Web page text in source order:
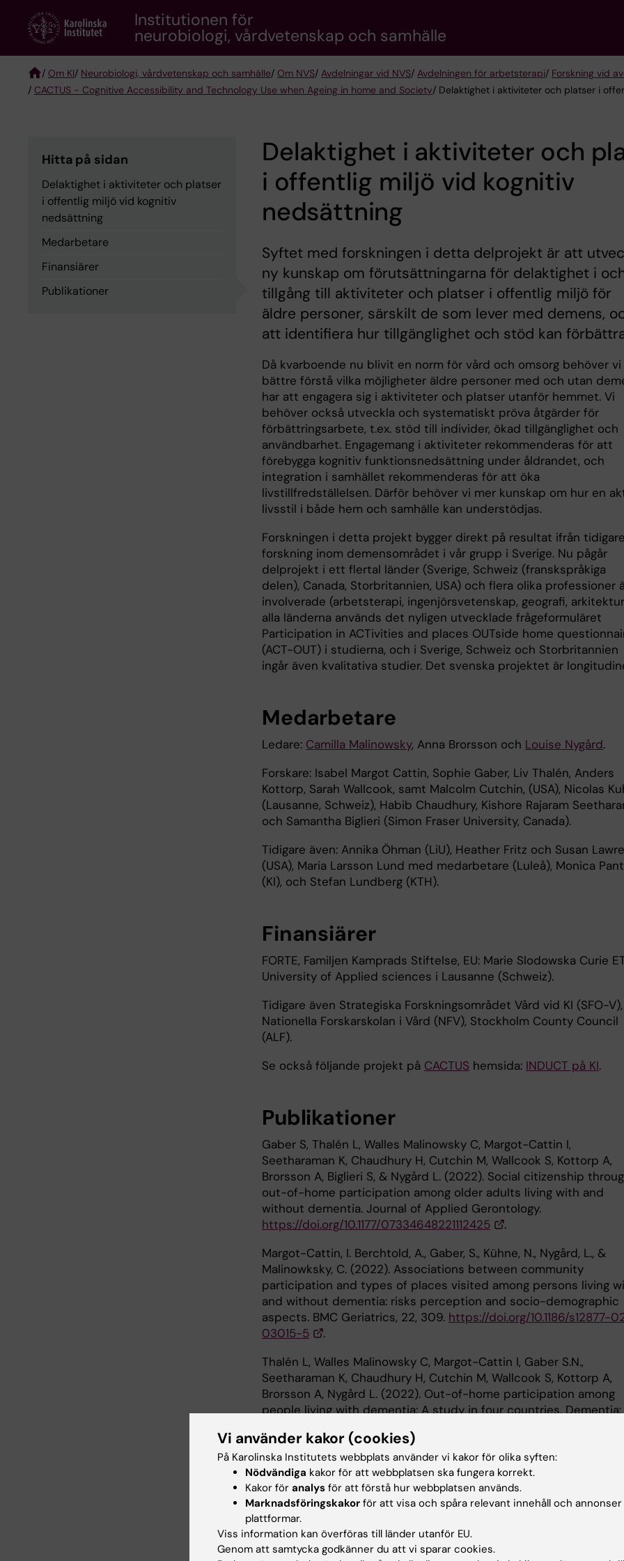
content
Institutionen för
neurobiologi, vårdvetenskap och samhälle
Breadcrumb
/ Om KI/ Neurobiologi, vårdvetenskap och samhälle/ Om NVS/ Avdelningar vid NVS/ Avdelningen för arbetsterapi/ Forskning vid
/ CACTUS - Cognitive Accessibility and Technology Use when Ageing in home and Society/ Delaktighet i aktiviteter och platser i
Hitta på sidan
Delaktighet i aktiviteter och platser
i offentlig miljö vid kognitiv
nedsättning
Medarbetare
Finansiärer
Publikationer
Delaktighet i aktiviteter och
i offentlig miljö vid kognitiv
nedsättning
Syftet med forskningen i detta delprojekt är att
ny kunskap om förutsättningarna för delaktighet i
tillgång till aktiviteter och platser i offentlig miljö för
äldre personer, särskilt de som lever med demens,
att identifiera hur tillgänglighet och stöd kan
Då kvarboende nu blivit en norm för vård och omsorg behöver vi
bättre förstå vilka möjligheter äldre personer med och utan
har att engagera sig i aktiviteter och platser utanför hemmet. Vi
behöver också utveckla och systematiskt pröva åtgärder för
förbättringsarbete, t.ex. stöd till individer, ökad tillgänglighet och
användbarhet. Engagemang i aktiviteter rekommenderas för att
förebygga kognitiv funktionsnedsättning under åldrandet, och
integration i samhället rekommenderas för att öka
livstillfredställelsen. Därför behöver vi mer kunskap om hur en
livsstil i både hem och samhälle kan understödjas.
Forskningen i detta projekt bygger direkt på resultat ifrån tidigare
forskning inom demensområdet i vår grupp i Sverige. Nu pågår
delprojekt i ett flertal länder (Sverige, Schweiz (franskspråkiga
delen), Canada, Storbritannien, USA) och flera olika professioner
involverade (arbetsterapi, ingenjörsvetenskap, geografi,
alla länderna används det nyligen utvecklade frågeformuläret
Participation in ACTivities and places OUTside home
(ACT-OUT) i studierna, och i Sverige, Schweiz och Storbritannien
ingår även kvalitativa studier. Det svenska projektet är
Medarbetare
Ledare: Camilla Malinowsky, Anna Brorsson och Louise Nygård.
Forskare: Isabel Margot Cattin, Sophie Gaber, Liv Thalén, Anders
Kottorp, Sarah Wallcook, samt Malcolm Cutchin, (USA), Nicolas
(Lausanne, Schweiz), Habib Chaudhury, Kishore Rajaram
och Samantha Biglieri (Simon Fraser University, Canada).
Tidigare även: Annika Öhman (LiU), Heather Fritz och Susan
(USA), Maria Larsson Lund med medarbetare (Luleå), Monica
(KI), och Stefan Lundberg (KTH).
Finansiärer
FORTE, Familjen Kamprads Stiftelse, EU: Marie Slodowska Curie
University of Applied sciences i Lausanne (Schweiz).
Tidigare även Strategiska Forskningsområdet Vård vid KI (SFO-V),
Nationella Forskarskolan i Vård (NFV), Stockholm County Council
(ALF).
Se också följande projekt på CACTUS hemsida: INDUCT på KI.
Publikationer
Gaber S, Thalén L, Walles Malinowsky C, Margot-Cattin I,
Seetharaman K, Chaudhury H, Cutchin M, Wallcook S, Kottorp A,
Brorsson A, Biglieri S, & Nygård L. (2022). Social citizenship
out-of-home participation among older adults living with and
without dementia. Journal of Applied Gerontology.
https://doi.org/10.1177/07334648221112425
.
Margot-Cattin, I. Berchtold, A., Gaber, S., Kühne, N., Nygård, L., &
Malinowksky, C. (2022). Associations between community
participation and types of places visited among persons living
and without dementia: risks perception and socio-demographic
aspects. BMC Geriatrics, 22, 309. https://doi.org/10.1186/s12877-
03015-5
.
Thalén L, Walles Malinowsky C, Margot-Cattin I, Gaber S.N.,
Seetharaman K, Chaudhury H, Cutchin M, Wallcook S, Kottorp A,
Brorsson A, Nygård L. (2022). Out-of-home participation among
people living with dementia: A study in four countries.
https://doi.org/10.1177/14713012221084173
Margot Cattin, I., Kuhne, N., Öhman, A. Brorsson, A. & Nygård, L.
Familiarity and participation outside home for persons living with
dementia. Dementia.https://doi.org/10.1177/14713012211002030
.
Margot-Cattin, I., Ludwig, C., Kühne, N., Eriksson, G., Berchtold, A.,
Nygård, L., & Kottorp, A. (2021). Visiting out-of-home places when
Vi använder kakor (cookies)
På Karolinska Institutets webbplats använder vi kakor för olika syften:
Nödvändiga kakor för att webbplatsen ska fungera korrekt.
Kakor för analys för att förstå hur webbplatsen används.
Marknadsföringskakor för att visa och spåra relevant innehåll och
plattformar.
Viss information kan överföras till länder utanför EU.
Genom att samtycka godkänner du att vi sparar cookies.